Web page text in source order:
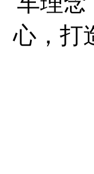
心，打